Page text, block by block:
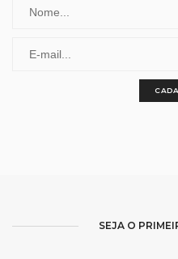
SEJA O